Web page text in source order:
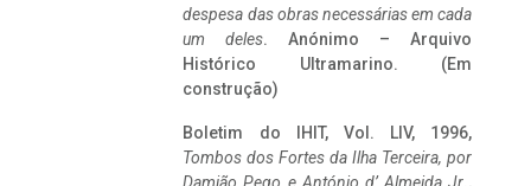
despesa das obras necessárias em cada
um deles. Anónimo – Arquivo
Histórico Ultramarino. (Em
construção)
Boletim do IHIT, Vol. LIV, 1996,
Tombos dos Fortes da Ilha Terceira, por